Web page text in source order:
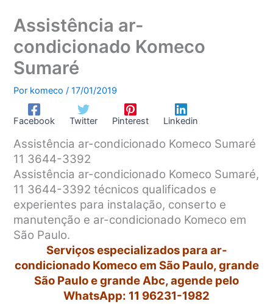
Assistência ar-
condicionado Komeco
Sumaré
Por komeco/17/01/2019
Facebook Twitter Pinterest Linkedin
Assistência ar-condicionado Komeco Sumaré
11 3644-3392
Assistência ar-condicionado Komeco Sumaré,
11 3644-3392 técnicos qualificados e
experientes para instalação, conserto e
manutenção e ar-condicionado Komeco em
São Paulo.
Serviços especializados para ar-
condicionado Komeco em São Paulo, grande
São Paulo e grande Abc, agende pelo
WhatsApp: 11 96231-1982